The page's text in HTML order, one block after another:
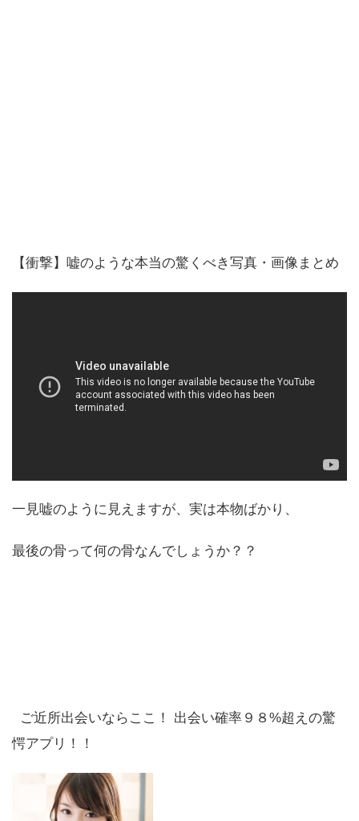
【衝撃】嘘のような本当の驚くべき写真・画像まとめ
一見嘘のように見えますが、実は本物ばかり、
最後の骨って何の骨なんでしょうか？？
ご近所出会いならここ！ 出会い確率９８%超えの驚
愕アプリ！！